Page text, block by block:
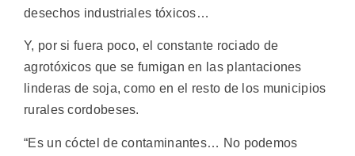
desechos industriales tóxicos…
Y, por si fuera poco, el constante rociado de
agrotóxicos que se fumigan en las plantaciones
linderas de soja, como en el resto de los municipios
rurales cordobeses.
“Es un cóctel de contaminantes… No podemos